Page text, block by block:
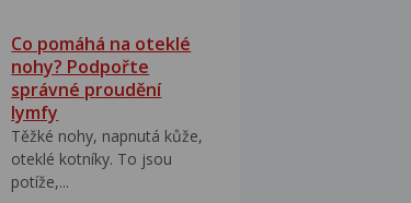
Co pomáhá na oteklé
nohy? Podpořte
správné proudění
lymfy
Těžké nohy, napnutá kůže,
oteklé kotníky. To jsou
potíže,...